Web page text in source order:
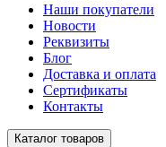
Наши покупатели
Новости
Реквизиты
Блог
Доставка и оплата
Сертификаты
Контакты
Каталог товаров